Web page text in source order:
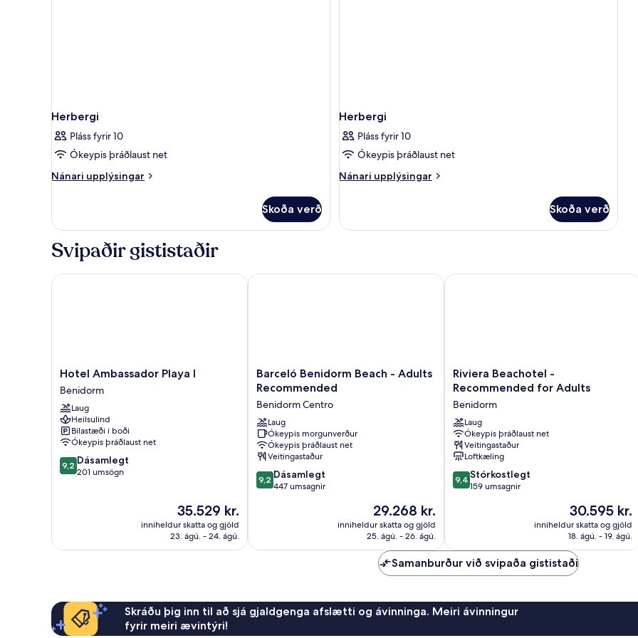
Herbergi
Pláss fyrir 10
Ókeypis þráðlaust net
Nánari upplýsingar
Nánari
Skoða verð
Herbergi
Pláss fyrir 10
Ókeypis þráðlaust net
Nánari upplýsingar
Nánari
Skoða verð
Svipaðir gististaðir
Hotel
Ambassador
Playa
I
Benidorm
Hotel Ambassador Playa I
Benidorm
Laug
Heilsulind
Bílastæði í boði
Ókeypis þráðlaust net
9.2
af
9,2 Dásamlegt
201 umsögn
Verðið
er
35.529 kr.
35.529 kr.
inniheldur skatta og gjöld
23. ágú. - 24. ágú.
Hotel Ambassador Playa I
Barceló
Benidorm
-
Adults
Recommended
Benidorm
Centro
Barceló Benidorm Beach - Adults
Recommended
Benidorm Centro
Laug
Ókeypis morgunverður
Ókeypis þráðlaust net
Veitingastaður
9.2
af
9,2 Dásamlegt
447 umsagnir
Verðið
er
29.268 kr.
29.268 kr.
inniheldur skatta og gjöld
25. ágú. - 26. ágú.
Barceló Benidorm Beach - Adults Recommended
Riviera
Beachotel
Recommended
for
Adults
Benidorm
Riviera Beachotel -
Recommended for Adults
Benidorm
Laug
Ókeypis þráðlaust net
Veitingastaður
Loftkæling
9.4
af
9,4 Stórkostlegt
159 umsagnir
Verðið
er
30.595 kr.
30.595 kr.
inniheldur skatta og gjöld
18. ágú. - 19. ágú.
Riviera Beachotel - Recommended
Samanburður við svipaða gististaði
Skráðu þig inn til að sjá gjaldgenga afslætti og ávinninga. Meiri ávinningur
fyrir meiri ævintýri!